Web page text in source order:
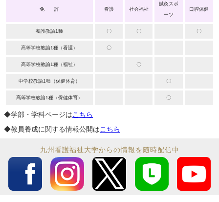
免 許 看護 社会福祉
鍼灸スポ
ーツ
口腔保健
養護教諭1種 〇 〇 〇
高等学校教諭1種（看護） 〇
高等学校教諭1種（福祉） 〇
中学校教諭1種（保健体育） 〇
高等学校教諭1種（保健体育） 〇
◆学部・学科ページはこちら
◆教員養成に関する情報公開はこちら
九州看護福祉大学からの情報を随時配信中